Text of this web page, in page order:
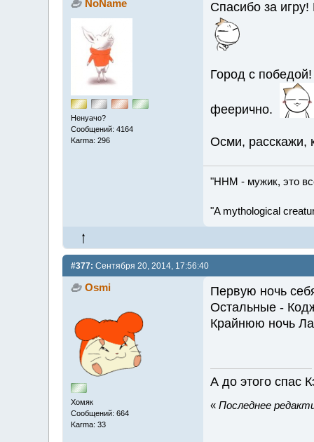
NoName
Ненуачо?
Сообщений: 4164
Karma: 296
Спасибо за
Город с
феерично.
Осми, расскажи,
"ННМ - мужик, это
"A mythological
#377: Сентября 20, 2014, 17:56:40
Osmi
Хомяк
Сообщений: 664
Karma: 33
Первую ночь
Остальные -
Крайнюю ночь
А до этого спас
« Последнее